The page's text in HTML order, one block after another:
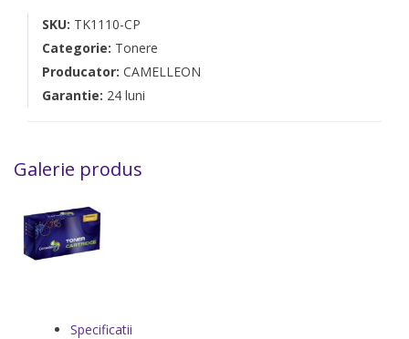
SKU: TK1110-CP
Categorie: Tonere
Producator: CAMELLEON
Garantie: 24 luni
Galerie produs
Specificatii